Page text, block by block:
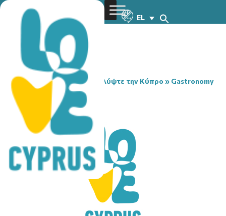
EL
You are here:Home» Ανακαλύψτε την Κύπρο » Gastronomy
» WATAR ZIRYAB
WATAR ZIRYAB